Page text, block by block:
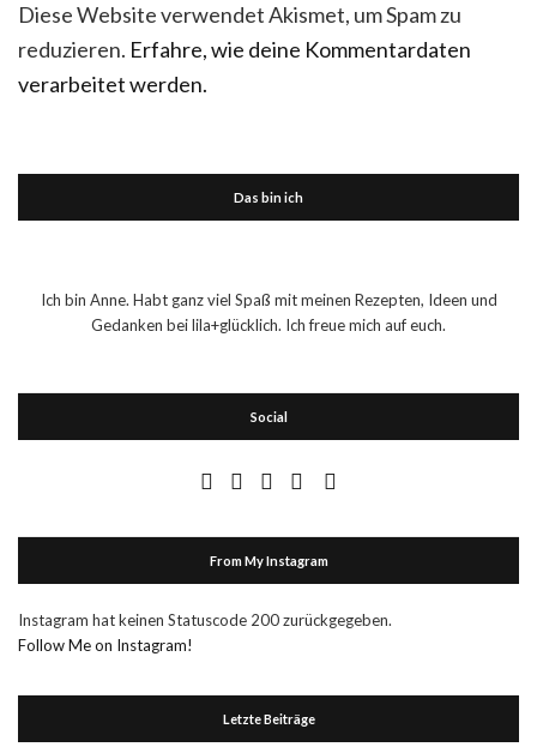
Diese Website verwendet Akismet, um Spam zu
reduzieren. Erfahre, wie deine Kommentardaten
verarbeitet werden.
Das bin ich
Ich bin Anne. Habt ganz viel Spaß mit meinen Rezepten, Ideen und
Gedanken bei lila+glücklich. Ich freue mich auf euch.
Social
From My Instagram
Instagram hat keinen Statuscode 200 zurückgegeben.
Follow Me on Instagram!
Letzte Beiträge